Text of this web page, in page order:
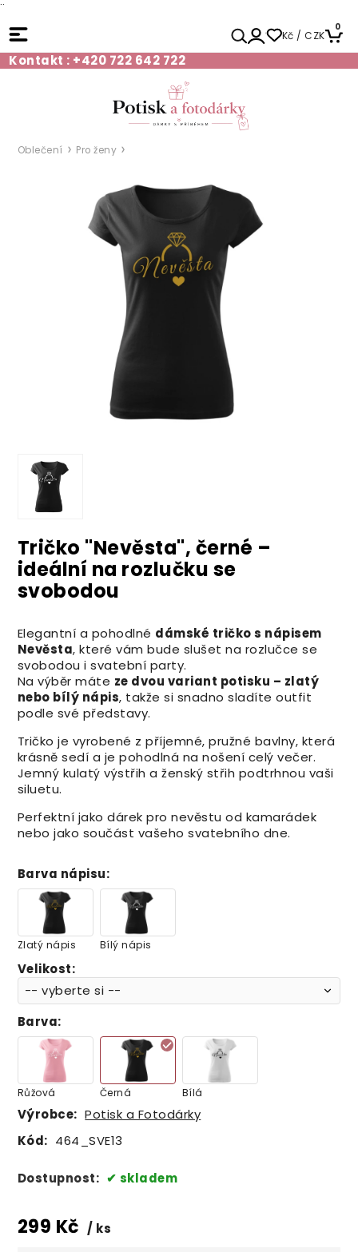
¨
Kč / CZK
0
Kontakt : +420 722 642 722
Oblečení Pro ženy
Tričko "Nevěsta", černé –
ideální na rozlučku se
svobodou
Elegantní a pohodlné dámské tričko s nápisem
Nevěsta, které vám bude slušet na rozlučce se
svobodou i svatební party.
Na výběr máte ze dvou variant potisku – zlatý
nebo bílý nápis, takže si snadno sladíte outfit
podle své představy.
Tričko je vyrobené z příjemné, pružné bavlny, která
krásně sedí a je pohodlná na nošení celý večer.
Jemný kulatý výstřih a ženský střih podtrhnou vaši
siluetu.
Perfektní jako dárek pro nevěstu od kamarádek
nebo jako součást vašeho svatebního dne.
Barva nápisu:
Zlatý nápis Bílý nápis
Velikost:
Barva:
Růžová Černá Bílá
Výrobce: Potisk a Fotodárky
Kód: 464_SVE13
Dostupnost: skladem
299 Kč ks